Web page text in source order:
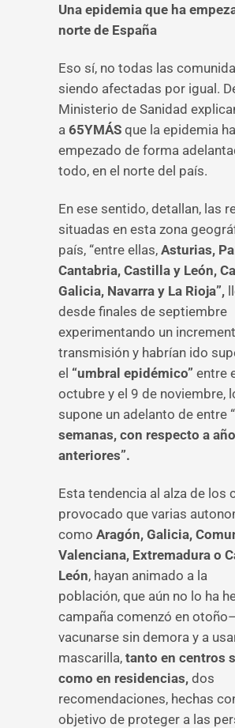
Una epidemia que ha
norte de España
Eso sí, no todas las
siendo afectadas por igual.
Ministerio de Sanidad
a 65YMÁS que la epidemia ha
empezado de forma
todo, en el norte del país.
En ese sentido, detallan, las
situadas en esta zona
país, “entre ellas, Asturias,
Cantabria, Castilla y León,
Galicia, Navarra y La Rioja”,
desde finales de septiembre
experimentando un
transmisión y habrían ido
el “umbral epidémico” entre
octubre y el 9 de noviembre,
supone un adelanto de entre “
semanas, con respecto a
anteriores”.
Esta tendencia al alza de los
provocado que varias
como Aragón, Galicia,
Valenciana, Extremadura o
León, hayan animado a la
población, que aún no lo ha
campaña comenzó en
vacunarse sin demora y a
mascarilla, tanto en centros
como en residencias, dos
recomendaciones, hechas
objetivo de proteger a las